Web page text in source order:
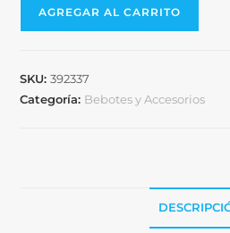
AGREGAR AL CARRITO
SKU:392337
Categoría: Bebotes y Accesorios